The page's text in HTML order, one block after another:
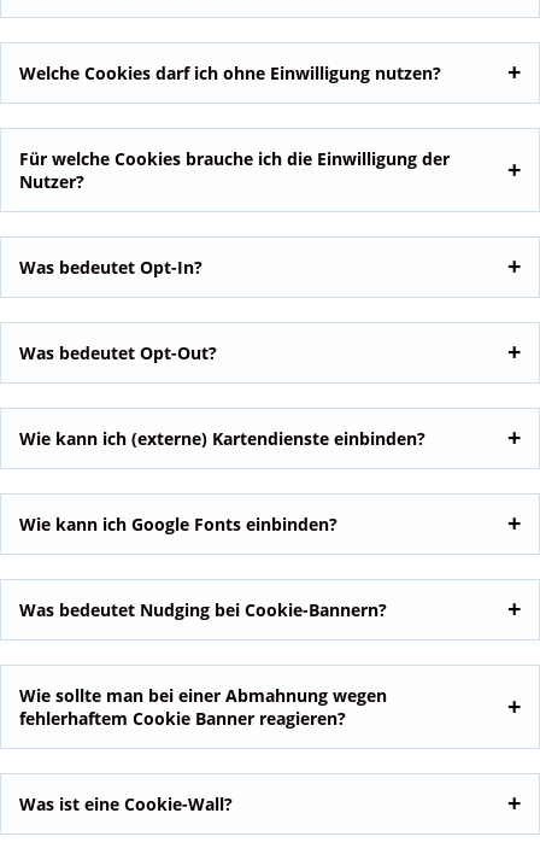
Welche Cookies darf ich ohne Einwilligung nutzen?
Für welche Cookies brauche ich die Einwilligung der
Nutzer?
Was bedeutet Opt-In?
Was bedeutet Opt-Out?
Wie kann ich (externe) Kartendienste einbinden?
Wie kann ich Google Fonts einbinden?
Was bedeutet Nudging bei Cookie-Bannern?
Wie sollte man bei einer Abmahnung wegen
fehlerhaftem Cookie Banner reagieren?
Was ist eine Cookie-Wall?